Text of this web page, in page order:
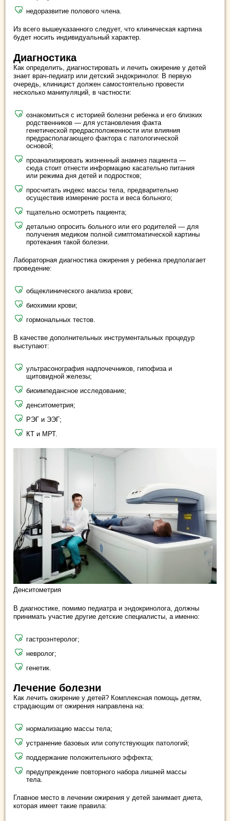
недоразвитие полового члена.
Из всего вышеуказанного следует, что клиническая картина
будет носить индивидуальный характер.
Диагностика
Как определить, диагностировать и лечить ожирение у детей
знает врач-педиатр или детский эндокринолог. В первую
очередь, клиницист должен самостоятельно провести
несколько манипуляций, в частности:
ознакомиться с историей болезни ребенка и его близких
родственников — для установления факта
генетической предрасположенности или влияния
предрасполагающего фактора с патологической
основой;
проанализировать жизненный анамнез пациента —
сюда стоит отнести информацию касательно питания
или режима дня детей и подростков;
просчитать индекс массы тела, предварительно
осуществив измерение роста и веса больного;
тщательно осмотреть пациента;
детально опросить больного или его родителей — для
получения медиком полной симптоматической картины
протекания такой болезни.
Лабораторная диагностика ожирения у ребенка предполагает
проведение:
общеклинического анализа крови;
биохимии крови;
гормональных тестов.
В качестве дополнительных инструментальных процедур
выступают:
ультрасонография надпочечников, гипофиза и
щитовидной железы;
биоимпедансное исследование;
денситометрия;
РЭГ и ЭЭГ;
КТ и МРТ.
Денситометрия
В диагностике, помимо педиатра и эндокринолога, должны
принимать участие другие детские специалисты, а именно:
гастроэнтеролог;
невролог;
генетик.
Лечение болезни
Как лечить ожирение у детей? Комплексная помощь детям,
страдающим от ожирения направлена на:
нормализацию массы тела;
устранение базовых или сопутствующих патологий;
поддержание положительного эффекта;
предупреждение повторного набора лишней массы
тела.
Главное место в лечении ожирения у детей занимает диета,
которая имеет такие правила: